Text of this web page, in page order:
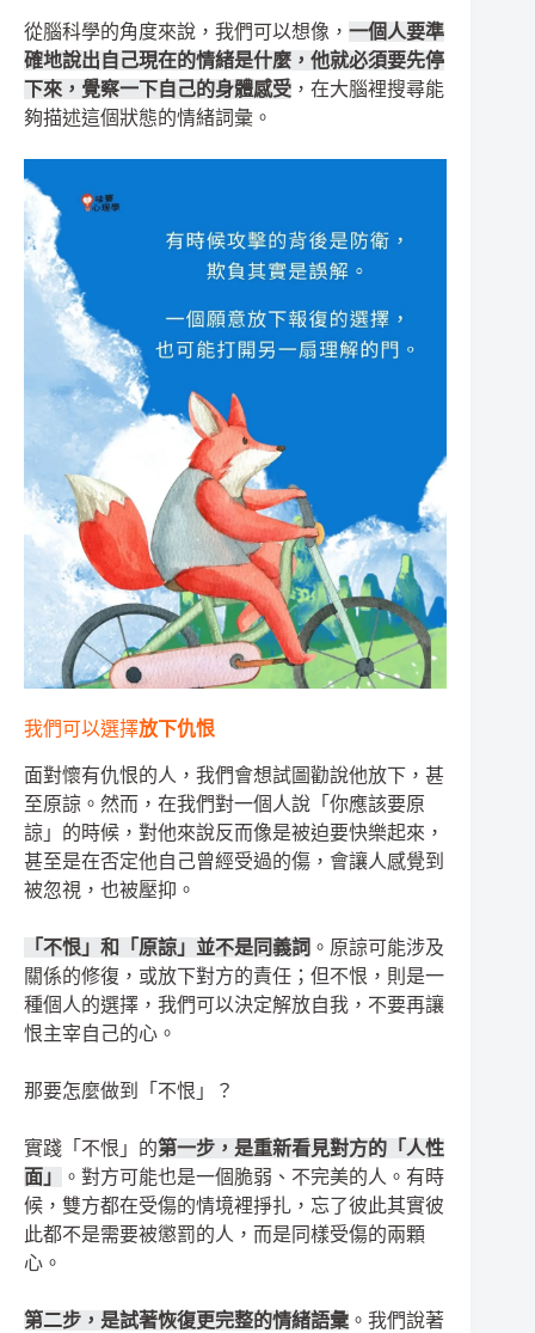
從腦科學的角度來說，我們可以想像， 一個人要準
確地說出自己現在的情緒是什麼，他就必須要先停
下來，覺察一下自己的身體感受 ，在大腦裡搜尋能
夠描述這個狀態的情緒詞彙。
我們可以選擇放下仇恨
面對懷有仇恨的人，我們會想試圖勸說他放下，甚
至原諒。然而，在我們對一個人說「你應該要原
諒」的時候，對他來說反而像是被迫要快樂起來，
甚至是在否定他自己曾經受過的傷，會讓人感覺到
被忽視，也被壓抑。
「不恨」和「原諒」並不是同義詞 。原諒可能涉及
關係的修復，或放下對方的責任；但不恨，則是一
種個人的選擇，我們可以決定解放自我，不要再讓
恨主宰自己的心。
那要怎麼做到「不恨」？
實踐「不恨」的第一步，是重新看見對方的「人性
面」
。對方可能也是一個脆弱、不完美的人。有時
候，雙方都在受傷的情境裡掙扎，忘了彼此其實彼
此都不是需要被懲罰的人，而是同樣受傷的兩顆
心。
第二步，是試著恢復更完整的情緒語彙 。我們說著